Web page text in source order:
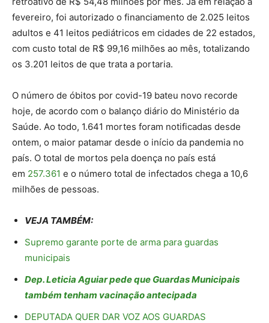
fevereiro, foi autorizado o financiamento de 2.025 leitos
adultos e 41 leitos pediátricos em cidades de 22 estados,
com custo total de R$ 99,16 milhões ao mês, totalizando
os 3.201 leitos de que trata a portaria.
O número de óbitos por covid-19 bateu novo recorde
hoje, de acordo com o balanço diário do Ministério da
Saúde. Ao todo, 1.641 mortes foram notificadas desde
ontem, o maior patamar desde o início da pandemia no
país. O total de mortos pela doença no país está
em 257.361 e o número total de infectados chega a 10,6
milhões de pessoas.
VEJA TAMBÉM:
Supremo garante porte de arma para guardas
municipais
Dep. Leticia Aguiar pede que Guardas Municipais
também tenham vacinação antecipada
DEPUTADA QUER DAR VOZ AOS GUARDAS